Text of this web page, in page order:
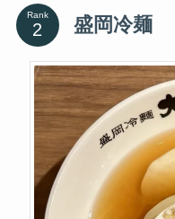
Rank 盛岡冷麺